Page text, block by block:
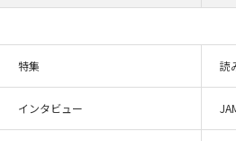
特集 読
インタビュー